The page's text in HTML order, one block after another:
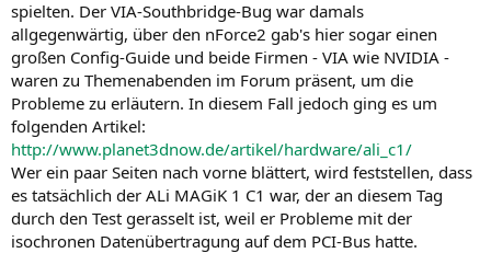
spielten. Der VIA-Southbridge-Bug war damals
allgegenwärtig, über den nForce2 gab's hier sogar einen
großen Config-Guide und beide Firmen - VIA wie NVIDIA -
waren zu Themenabenden im Forum präsent, um die
Probleme zu erläutern. In diesem Fall jedoch ging es um
folgenden Artikel:
http://www.planet3dnow.de/artikel/hardware/ali_c1/
Wer ein paar Seiten nach vorne blättert, wird feststellen, dass
es tatsächlich der ALi MAGiK 1 C1 war, der an diesem Tag
durch den Test gerasselt ist, weil er Probleme mit der
isochronen Datenübertragung auf dem PCI-Bus hatte.